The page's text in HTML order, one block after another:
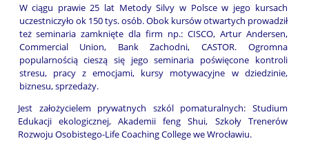
W ciągu prawie 25 lat Metody Silvy w Polsce w jego kursach
uczestniczyło ok 150 tys. osób. Obok kursów otwartych prowadził
też seminaria zamknięte dla firm np.: CISCO, Artur Andersen,
Commercial Union, Bank Zachodni, CASTOR. Ogromna
popularnością cieszą się jego seminaria poświęcone kontroli
stresu, pracy z emocjami, kursy motywacyjne w dziedzinie,
biznesu, sprzedaży.
Jest założycielem prywatnych szkól pomaturalnych: Studium
Edukacji ekologicznej, Akademii feng Shui, Szkoły Trenerów
Rozwoju Osobistego-Life Coaching College we Wrocławiu.